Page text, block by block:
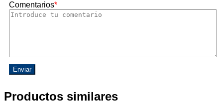
Comentarios*
Enviar
Productos similares